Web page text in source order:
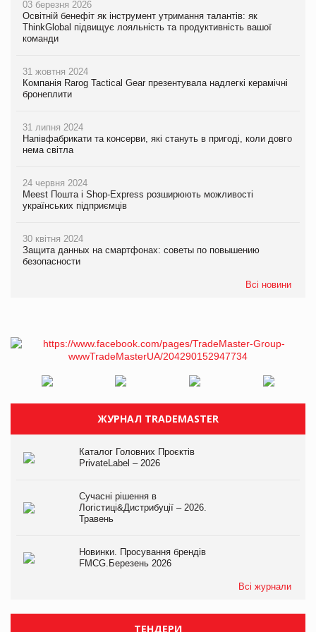
03 березня 2026
Освітній бенефіт як інструмент утримання талантів: як
ThinkGlobal підвищує лояльність та продуктивність вашої
команди
31 жовтня 2024
Компанія Rarog Tactical Gear презентувала надлегкі керамічні
бронеплити
31 липня 2024
Напівфабрикати та консерви, які стануть в пригоді, коли довго
нема світла
24 червня 2024
Meest Пошта і Shop-Express розширюють можливості
українських підприємців
30 квітня 2024
Защита данных на смартфонах: советы по повышению
безопасности
Всі новини
ЖУРНАЛ TRADEMASTER
Каталог Головних Проєктів
PrivateLabel – 2026
Сучасні рішення в
Логістиці&Дистрибуції – 2026.
Травень
Новинки. Просування брендів
FMCG.Березень 2026
Всі журнали
ТЕНДЕРИ